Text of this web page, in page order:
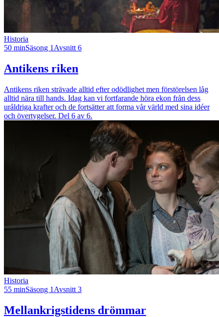
Historia
50 minSäsong 1 Avsnitt 6
Antikens riken
Antikens riken strävade alltid efter odödlighet men förstörelsen låg
alltid nära till hands. Idag kan vi fortfarande höra ekon från dess
uråldriga krafter och de fortsätter att forma vår värld med sina idéer
och övertygelser. Del 6 av 6.
Historia
55 minSäsong 1 Avsnitt 3
Mellankrigstidens drömmar